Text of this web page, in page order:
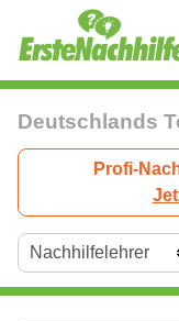
Deutschlands
Profi-